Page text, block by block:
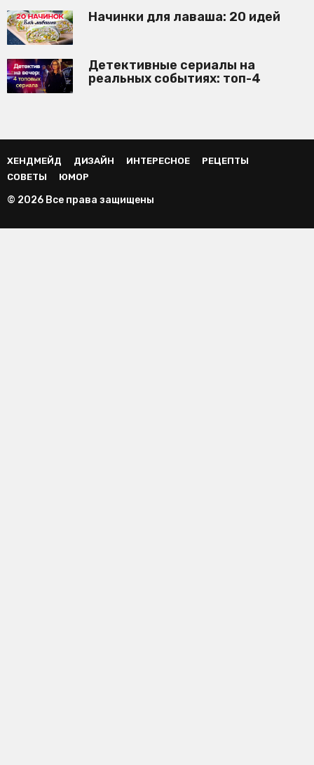
Начинки для лаваша: 20 идей
Детективные сериалы на
реальных событиях: топ-4
ХЕНДМЕЙД ДИЗАЙН ИНТЕРЕСНОЕ
РЕЦЕПТЫ
СОВЕТЫ
ЮМОР
© 2026 Все права защищены